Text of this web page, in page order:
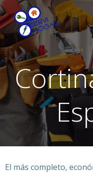
El más completo,